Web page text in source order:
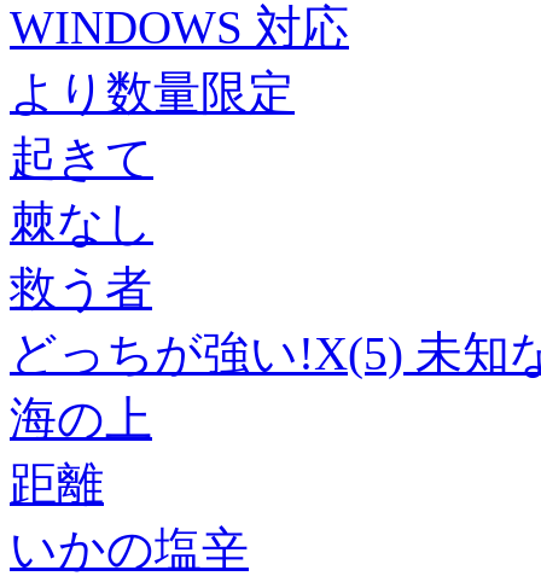
WINDOWS 対応
より数量限定
起きて
棘なし
救う者
どっちが強い!X(5) 未知
海の上
距離
いかの塩辛